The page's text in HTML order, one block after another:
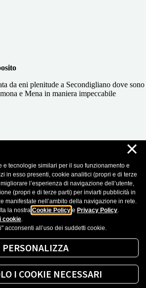
e tecnologie similari per il suo funzionamento e
in esso presenti, cookie analitici (propri e di terze
l’esperienza di navigazione dell’utente,
(propri e di terze parti) per inviarti pubblicità in
manifestate nell’ambito della navigazione in rete.
la nostra Cookie Policy e Privacy Policy.
cookie.
acconsenti all’uso dei suddetti cookie.
×
PERSONALIZZA
I COOKIE NECESSARI
da eni plenitude a Secondigliano dove sono
e Mena in maniera impeccabile
plenitude e sono stato seguito in maniera
sempre a loro, e lo consiglio a chiunque!
Business Profile. Puoi leggere tutte le recensioni
sul seguenteLink